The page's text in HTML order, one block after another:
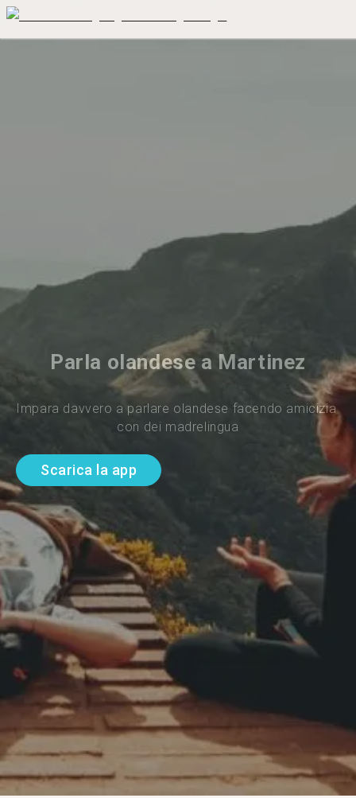
Parla olandese a Martinez
Impara davvero a parlare olandese facendo amicizia
con dei madrelingua
Scarica la app